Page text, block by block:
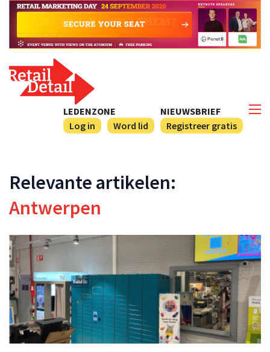
NIEUWSBRIEF
Registreer gratis
LEDENZONE
Log in
Word lid
Relevante artikelen:
Antwerpen